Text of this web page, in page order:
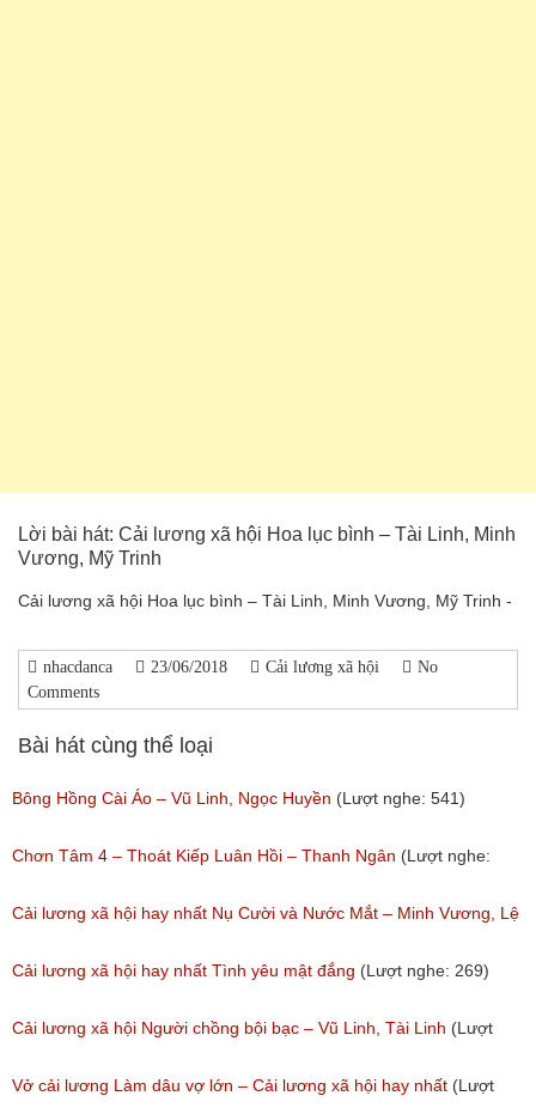
Lời bài hát: Cải lương xã hội Hoa lục bình – Tài Linh, Minh
Vương, Mỹ Trinh
Cải lương xã hội Hoa lục bình – Tài Linh, Minh Vương, Mỹ Trinh -
nhacdanca 23/06/2018 Cải lương xã hội
No
Comments
Bài hát cùng thể loại
Bông Hồng Cài Áo – Vũ Linh, Ngọc Huyền (Lượt nghe: 541)
Chơn Tâm 4 – Thoát Kiếp Luân Hồi – Thanh Ngân (Lượt nghe:
267)
Cải lương xã hội hay nhất Nụ Cười và Nước Mắt – Minh Vương, Lệ
Thủy
(Lượt nghe: 776)
Cải lương xã hội hay nhất Tình yêu mật đắng (Lượt nghe: 269)
Cải lương xã hội Người chồng bội bạc – Vũ Linh, Tài Linh (Lượt
nghe: 475)
Vở cải lương Làm dâu vợ lớn – Cải lương xã hội hay nhất (Lượt